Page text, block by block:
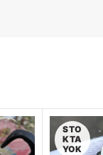
STO
KTA
YOK